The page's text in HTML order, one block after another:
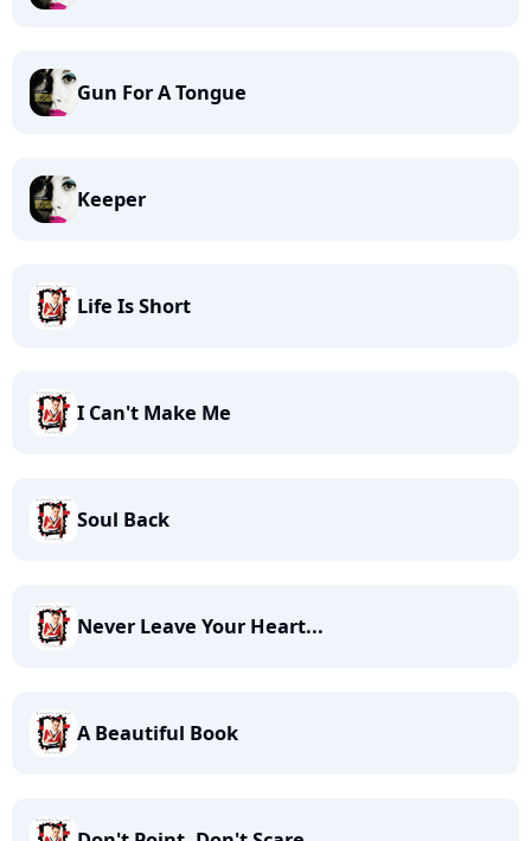
Gun For A Tongue
Keeper
Life Is Short
I Can't Make Me
Soul Back
Never Leave Your Heart...
A Beautiful Book